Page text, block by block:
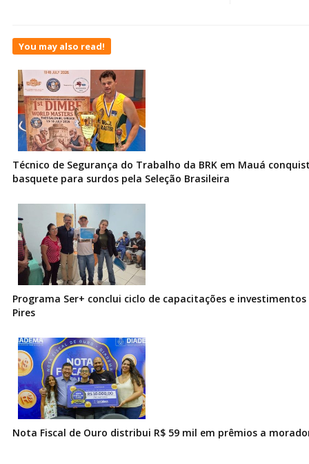
You may also read!
Técnico de Segurança do Trabalho da BRK em Mauá
basquete para surdos pela Seleção Brasileira
Programa Ser+ conclui ciclo de capacitações e
Pires
Nota Fiscal de Ouro distribui R$ 59 mil em prêmios a